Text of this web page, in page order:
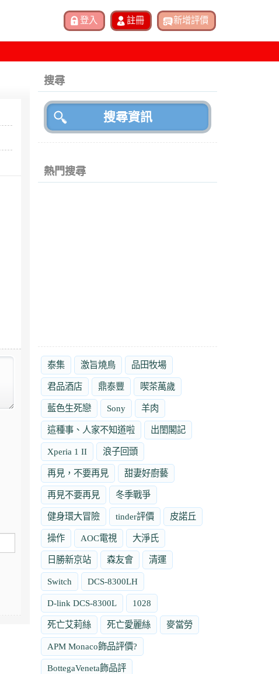
搜尋
熱門搜尋
泰集 激旨燒鳥 品田牧場
君品酒店 鼎泰豐 喫茶萬歲
藍色生死戀 Sony 羊肉
這種事、人家不知道啦 出閨閣記
Xperia 1 II 浪子回頭
再見，不要再見 甜妻好廚藝
再見不要再見 冬季戰爭
健身環大冒險 tinder評價 皮諾丘
操作 AOC電視 大淨氏
日勝新京站 森友會 清運
Switch DCS-8300LH
D-link DCS-8300L 1028
死亡艾莉絲 死亡愛麗絲 麥當勞
APM Monaco飾品評價?
BottegaVeneta飾品評